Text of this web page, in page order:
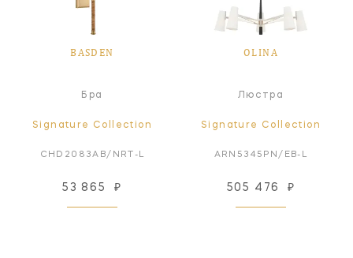
BASDEN
Бра
Signature Collection
CHD2083AB/NRT-L
53 865 ₽
OLINA
Люстра
Signature Collection
ARN5345PN/EB-L
505 476 ₽